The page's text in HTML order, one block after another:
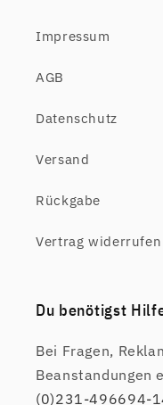
Impressum
AGB
Datenschutz
Versand
Rückgabe
Vertrag widerrufen
Du benötigst
Bei Fragen,
Beanstandungen
(0)231-496694-